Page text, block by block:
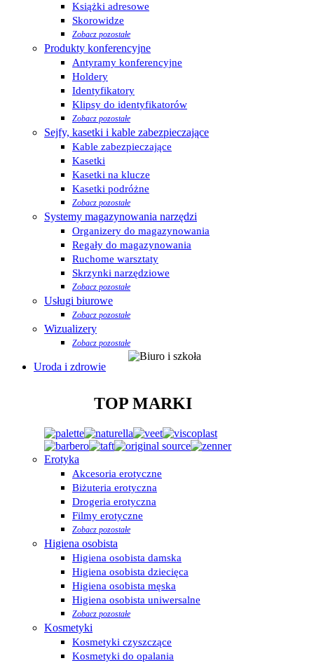
Książki adresowe
Skorowidze
Zobacz pozostałe
Produkty konferencyjne
Antyramy konferencyjne
Holdery
Identyfikatory
Klipsy do identyfikatorów
Zobacz pozostałe
Sejfy, kasetki i kable zabezpieczające
Kable zabezpieczające
Kasetki
Kasetki na klucze
Kasetki podróżne
Zobacz pozostałe
Systemy magazynowania narzędzi
Organizery do magazynowania
Regały do magazynowania
Ruchome warsztaty
Skrzynki narzędziowe
Zobacz pozostałe
Usługi biurowe
Zobacz pozostałe
Wizualizery
Zobacz pozostałe
Uroda i zdrowie
TOP MARKI
Erotyka
Akcesoria erotyczne
Biżuteria erotyczna
Drogeria erotyczna
Filmy erotyczne
Zobacz pozostałe
Higiena osobista
Higiena osobista damska
Higiena osobista dziecięca
Higiena osobista męska
Higiena osobista uniwersalne
Zobacz pozostałe
Kosmetyki
Kosmetyki czyszczące
Kosmetyki do opalania